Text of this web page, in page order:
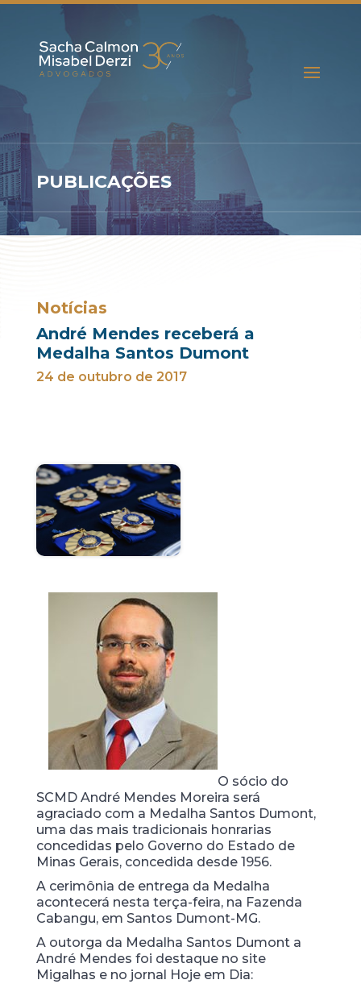
PUBLICAÇÕES
Notícias
André Mendes receberá a
Medalha Santos Dumont
24 de outubro de 2017
O sócio do
SCMD André Mendes Moreira será
agraciado com a Medalha Santos Dumont,
uma das mais tradicionais honrarias
concedidas pelo Governo do Estado de
Minas Gerais, concedida desde 1956.
A cerimônia de entrega da Medalha
acontecerá nesta terça-feira, na Fazenda
Cabangu, em Santos Dumont-MG.
A outorga da Medalha Santos Dumont a
André Mendes foi destaque no site
Migalhas e no jornal Hoje em Dia: